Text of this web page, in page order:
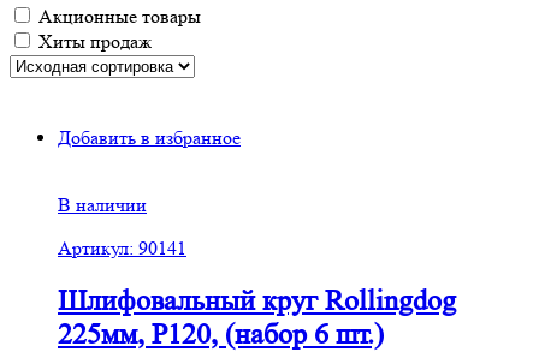
Акционные товары
Хиты продаж
Добавить в избранное
В наличии
Артикул: 90141
Шлифовальный круг Rollingdog
225мм, Р120, (набор 6 шт.)